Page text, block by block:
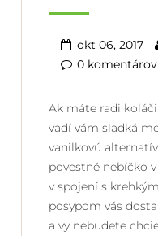
okt 06, 2017
0 komentárov
Ak máte radi
vadí vám sladká
vanilkovú
povestné nebíčko
v spojení s
posypom vás
a vy nebudete